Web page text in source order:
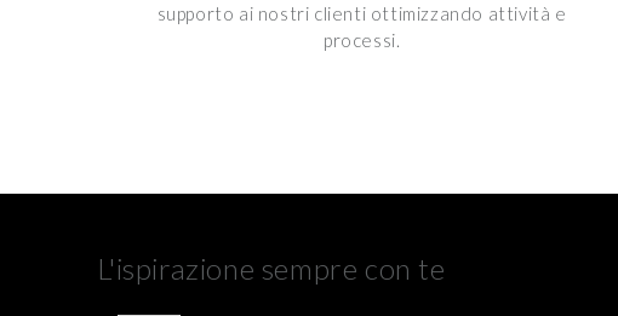
supporto ai nostri clienti ottimizzando attività e
processi.
L'ispirazione sempre con te